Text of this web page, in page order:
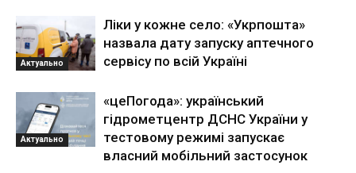
Актуально
Ліки у кожне село: «Укрпошта»
назвала дату запуску аптечного
сервісу по всій Україні
Актуально
«цеПогода»: український
гідрометцентр ДСНС України у
тестовому режимі запускає
власний мобільний застосунок